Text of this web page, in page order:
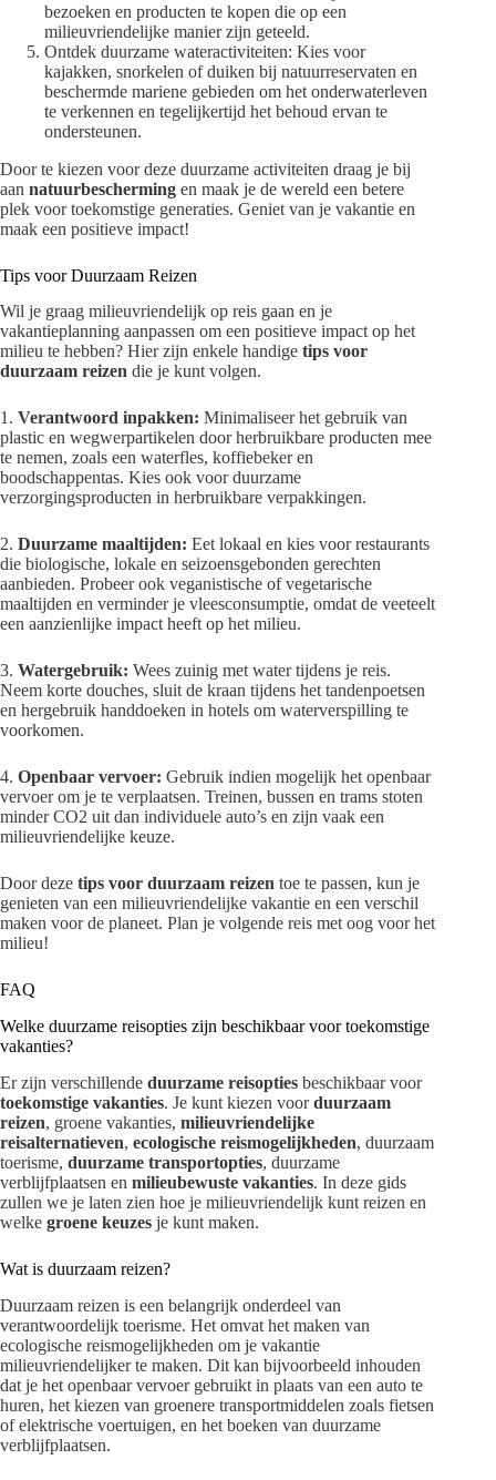
bezoeken en producten te kopen die op een
milieuvriendelijke manier zijn geteeld.
Ontdek duurzame wateractiviteiten: Kies voor
kajakken, snorkelen of duiken bij natuurreservaten en
beschermde mariene gebieden om het onderwaterleven
te verkennen en tegelijkertijd het behoud ervan te
ondersteunen.
Door te kiezen voor deze duurzame activiteiten draag je bij
aan natuurbescherming en maak je de wereld een betere
plek voor toekomstige generaties. Geniet van je vakantie en
maak een positieve impact!
Tips voor Duurzaam Reizen
Wil je graag milieuvriendelijk op reis gaan en je
vakantieplanning aanpassen om een positieve impact op het
milieu te hebben? Hier zijn enkele handige tips voor
duurzaam reizen die je kunt volgen.
1. Verantwoord inpakken: Minimaliseer het gebruik van
plastic en wegwerpartikelen door herbruikbare producten mee
te nemen, zoals een waterfles, koffiebeker en
boodschappentas. Kies ook voor duurzame
verzorgingsproducten in herbruikbare verpakkingen.
2. Duurzame maaltijden: Eet lokaal en kies voor restaurants
die biologische, lokale en seizoensgebonden gerechten
aanbieden. Probeer ook veganistische of vegetarische
maaltijden en verminder je vleesconsumptie, omdat de veeteelt
een aanzienlijke impact heeft op het milieu.
3. Watergebruik: Wees zuinig met water tijdens je reis.
Neem korte douches, sluit de kraan tijdens het tandenpoetsen
en hergebruik handdoeken in hotels om waterverspilling te
voorkomen.
4. Openbaar vervoer: Gebruik indien mogelijk het openbaar
vervoer om je te verplaatsen. Treinen, bussen en trams stoten
minder CO2 uit dan individuele auto’s en zijn vaak een
milieuvriendelijke keuze.
Door deze tips voor duurzaam reizen toe te passen, kun je
genieten van een milieuvriendelijke vakantie en een verschil
maken voor de planeet. Plan je volgende reis met oog voor het
milieu!
FAQ
Welke duurzame reisopties zijn beschikbaar voor toekomstige
vakanties?
Er zijn verschillende duurzame reisopties beschikbaar voor
toekomstige vakanties. Je kunt kiezen voorduurzaam
reizen, groene vakanties, milieuvriendelijke
reisalternatieven, ecologische reismogelijkheden, duurzaam
toerisme, duurzame transportopties, duurzame
verblijfplaatsen en milieubewuste vakanties. In deze gids
zullen we je laten zien hoe je milieuvriendelijk kunt reizen en
welke groene keuzes je kunt maken.
Wat is duurzaam reizen?
Duurzaam reizen is een belangrijk onderdeel van
verantwoordelijk toerisme. Het omvat het maken van
ecologische reismogelijkheden om je vakantie
milieuvriendelijker te maken. Dit kan bijvoorbeeld inhouden
dat je het openbaar vervoer gebruikt in plaats van een auto te
huren, het kiezen van groenere transportmiddelen zoals fietsen
of elektrische voertuigen, en het boeken van duurzame
verblijfplaatsen.